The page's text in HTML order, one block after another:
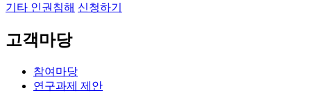
기타 인권침해 신청하기
고객마당
참여마당
연구과제 제안